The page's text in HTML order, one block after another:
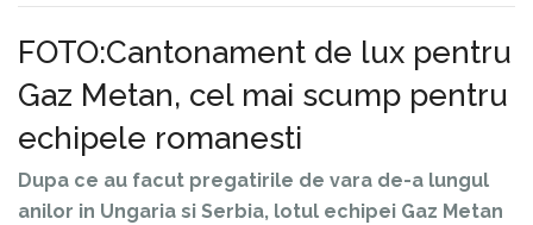
FOTO:Cantonament de lux pentru
Gaz Metan, cel mai scump pentru
echipele romanesti
Dupa ce au facut pregatirile de vara de-a lungul
anilor in Ungaria si Serbia, lotul echipei Gaz Metan